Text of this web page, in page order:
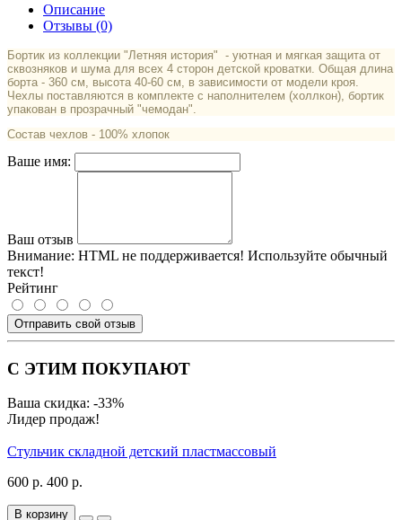
Описание
Отзывы (0)
Бортик из коллекции "Летняя история" - уютная и мягкая защита от
сквозняков и шума для всех 4 сторон детской кроватки. Общая длина
борта - 360 см, высота 40-60 см, в зависимости от модели кроя.
Чехлы поставляются в комплекте с наполнителем (холлкон), бортик
упакован в прозрачный "чемодан".
Состав чехлов - 100% хлопок
Ваше имя:
Ваш отзыв
Внимание: HTML не поддерживается! Используйте обычный
текст!
Рейтинг
Отправить свой отзыв
С ЭТИМ ПОКУПАЮТ
Ваша скидка: -33%
Лидер продаж!
Стульчик складной детский пластмассовый
600 р. 400 р.
В корзину